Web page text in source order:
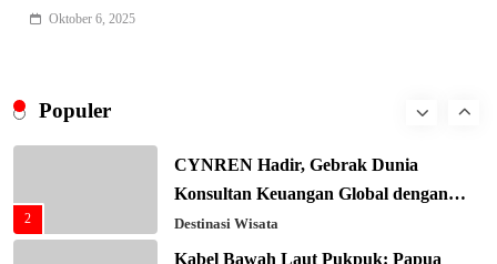
Populer
2
CYNREN Hadir, Gebrak Dunia
Konsultan Keuangan Global dengan
Sentuhan AI
Destinasi Wisata
Kabel Bawah Laut Pukpuk: Papua
Oktober 6, 2025